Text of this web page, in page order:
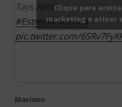
Tays Reis!
#EstreiaAFazenda
pic.twitter.com/
Clique para
marketing e ativar
Mariano